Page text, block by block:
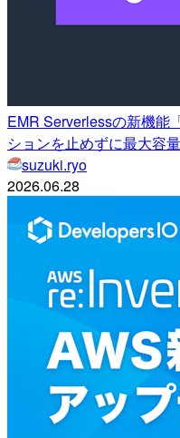
EMR Serverlessの新機能
ションを止めずに最大容
suzuki.ryo
2026.06.28